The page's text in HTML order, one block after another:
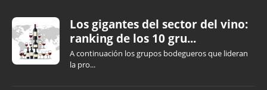
Los gigantes del sector del vino:
ranking de los 10 gru...
A continuación los grupos bodegueros que lideran
la pro...